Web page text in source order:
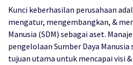
Kunci keberhasilan perusahaan
mengatur, mengembangkan, &
Manusia (SDM) sebagai aset.
pengelolaan Sumber Daya Manusia
tujuan utama untuk mencapai visi